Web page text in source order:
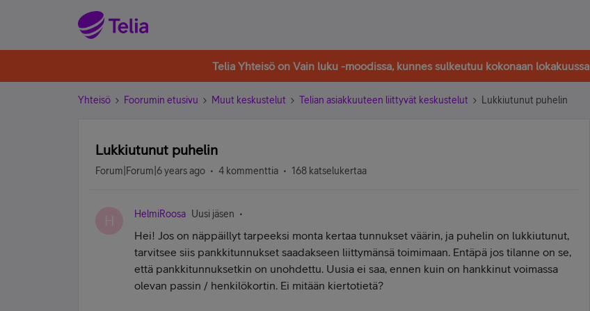
Telia Yhteisö on Vain luku -moodissa, kunnes sulkeutuu kokonaan lokakuussa
Yhteisö Foorumin etusivu Muut keskustelut Telian asiakkuuteen liittyvät keskustelut Lukkiutunut puhelin
Lukkiutunut puhelin
Forum|Forum|6 years ago 4 kommenttia 168 katselukertaa
H HelmiRoosa Uusi jäsen
Hei! Jos on näppäillyt tarpeeksi monta kertaa tunnukset väärin, ja puhelin on lukkiutunut,
tarvitsee siis pankkitunnukset saadakseen liittymänsä toimimaan. Entäpä jos tilanne on se,
että pankkitunnuksetkin on unohdettu. Uusia ei saa, ennen kuin on hankkinut voimassa
olevan passin / henkilökortin. Ei mitään kiertotietä?